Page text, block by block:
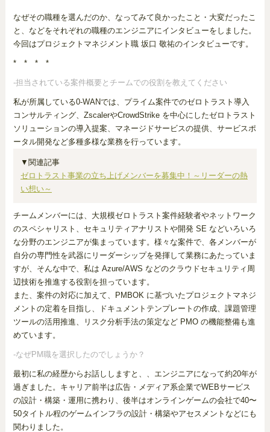
なぜその職種を選んだのか、なってみて良かったこと・大変だったこ
と、などをそれぞれの職種のエンジニアにインタビューをしました。
今回はプロジェクトマネジメント職 坂口 敬祐のインタビューです。
* * * *
-担当されている案件概要とチームでの役割を教えてください
私が所属している0-WANでは、プライム案件でのゼロトラスト導入
コンサルティング、ZscalerやCrowdStrike を中心にしたゼロトラスト
ソリューションの導入提案、マネージドサービスの提供、サービスポ
ータル開発など多種多様な業務を行っています。
▼関連記事
ゼロトラスト事業の立ち上げメンバーを募集中！～リーダーの熱
い想い～
チームメンバーには、大規模ゼロトラスト案件経験者やネットワーク
のスペシャリスト、セキュリティアナリストや開発 SE などいろいろ
な分野のエンジニアが集まっています。様々な案件で、各メンバーが
自分の専門性を武器にリーダーシップを発揮して業務にあたっていま
すが、そんな中で、私は Azure/AWS などのクラウドセキュリティ周
辺技術を推進する役割を担っています。
また、案件の対応に加えて、PMBOK に基づいたプロジェクトマネジ
メントの定着を目指し、ドキュメントテンプレートの作成、課題管理
ツールの活用推進、リスク分析手法の策定など PMO の機能整備も進
めています。
-なぜPM職を選択したのでしょうか？
最初に私の経歴からお話ししますと、、エンジニアになって約20年が
過ぎました。キャリア前半は広告・メディア系企業でWEBサービス
の設計・構築・運用に携わり、後半はオンラインゲームの会社で40〜
50タイトル程のゲームインフラの設計・構築やアセスメントなどにも
関わりました。